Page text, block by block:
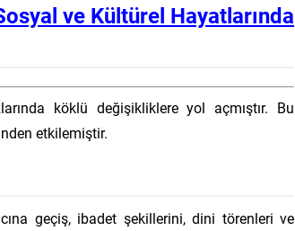
ve Kültürel Hayatlarında
köklü değişikliklere yol açmıştır. Bu
etkilemiştir.
geçiş, ibadet şekillerini, dini törenleri ve